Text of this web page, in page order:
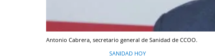
Antonio Cabrera, secretario general de Sanidad de CCOO.
SANIDAD HOY